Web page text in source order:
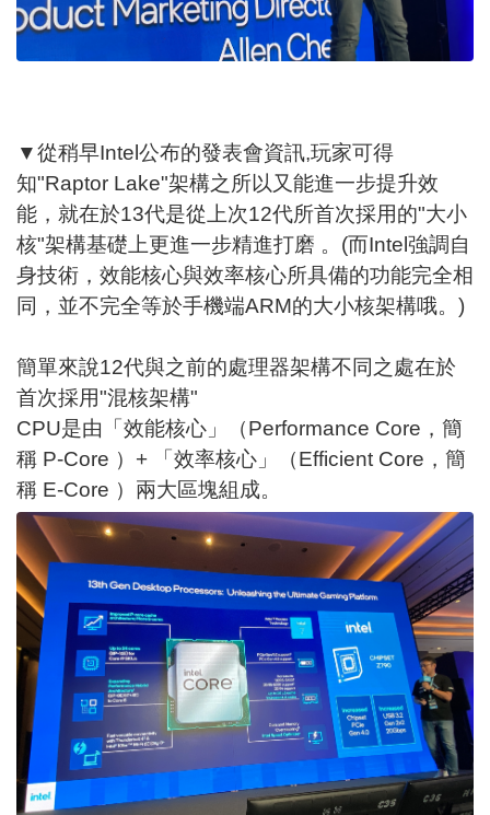
▼從稍早Intel公布的發表會資訊,玩家可得
知"Raptor Lake"架構之所以又能進一步提升效
能，就在於13代是從上次12代所首次採用的"大小
核"架構基礎上更進一步精進打磨 。(而Intel強調自
身技術，效能核心與效率核心所具備的功能完全相
同，並不完全等於手機端ARM的大小核架構哦。)
簡單來說12代與之前的處理器架構不同之處在於
首次採用"混核架構"
CPU是由「效能核心」（Performance Core，簡
稱 P-Core ）+ 「效率核心」（Efficient Core，簡
稱 E-Core ）兩大區塊組成。